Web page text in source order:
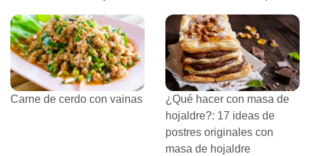
Carne de cerdo con vainas
¿Qué hacer con masa de
hojaldre?: 17 ideas de
postres originales con
masa de hojaldre